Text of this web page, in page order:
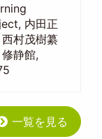
内田正
村茂樹纂
静館,
一覧を見る